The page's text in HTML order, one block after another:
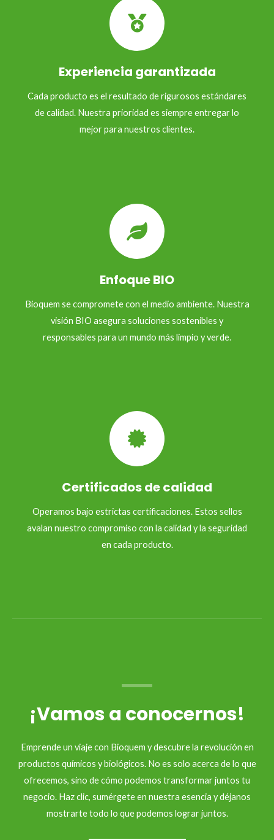
Experiencia garantizada
Cada producto es el resultado de rigurosos estándares
de calidad. Nuestra prioridad es siempre entregar lo
mejor para nuestros clientes.
Enfoque BIO
Bioquem se compromete con el medio ambiente. Nuestra
visión BIO asegura soluciones sostenibles y
responsables para un mundo más limpio y verde.
Certificados de calidad
Operamos bajo estrictas certificaciones. Estos sellos
avalan nuestro compromiso con la calidad y la seguridad
en cada producto.
¡Vamos a conocernos!
Emprende un viaje con Bioquem y descubre la revolución en
productos químicos y biológicos. No es solo acerca de lo que
ofrecemos, sino de cómo podemos transformar juntos tu
negocio. Haz clic, sumérgete en nuestra esencia y déjanos
mostrarte todo lo que podemos lograr juntos.